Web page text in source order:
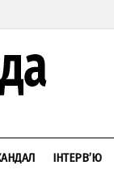
ІНТЕРВ’Ю